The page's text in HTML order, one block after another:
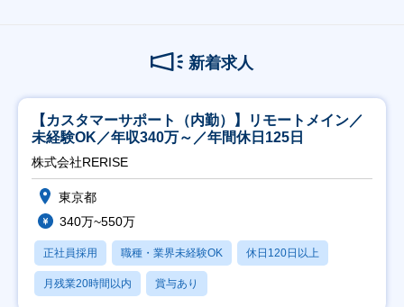
新着求人
【カスタマーサポート（内勤）】リモートメイン／
未経験OK／年収340万～／年間休日125日
株式会社RERISE
東京都
340万~550万
正社員採用 職種・業界未経験OK 休日120日以上
月残業20時間以内 賞与あり